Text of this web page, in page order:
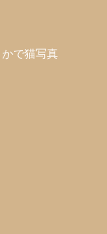
で猫写真